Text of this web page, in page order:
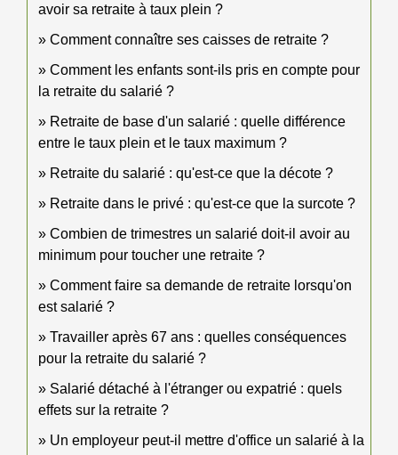
avoir sa retraite à taux plein ?
Comment connaître ses caisses de retraite ?
Comment les enfants sont-ils pris en compte pour
la retraite du salarié ?
Retraite de base d'un salarié : quelle différence
entre le taux plein et le taux maximum ?
Retraite du salarié : qu'est-ce que la décote ?
Retraite dans le privé : qu'est-ce que la surcote ?
Combien de trimestres un salarié doit-il avoir au
minimum pour toucher une retraite ?
Comment faire sa demande de retraite lorsqu'on
est salarié ?
Travailler après 67 ans : quelles conséquences
pour la retraite du salarié ?
Salarié détaché à l'étranger ou expatrié : quels
effets sur la retraite ?
Un employeur peut-il mettre d'office un salarié à la